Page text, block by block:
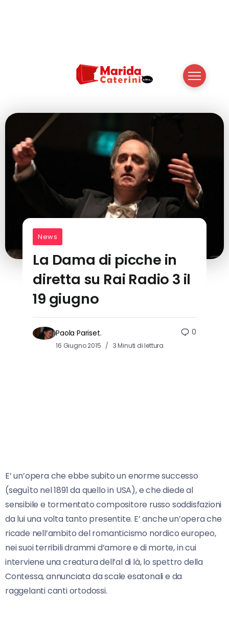
News
La Dama di picche in
diretta su Rai Radio 3 il
19 giugno
Paola Pariset.
16 Giugno 2015 3 Minuti di lettura
0
E’ un’opera che ebbe subito un enorme successo
(seguìto nel 1891 da quello in USA), e che diede al
sensibile e tormentato compositore russo soddisfazioni
da lui una volta tanto presentite. E’ anche un’opera che
ricade nell’ambito del romanticismo nordico europeo,
nei suoi terribili drammi d’amore e di morte, in cui
interviene una creatura dell’al di là, lo spettro della
Contessa, annunciata da scale esatonali e da
raggelanti canti ortodossi.